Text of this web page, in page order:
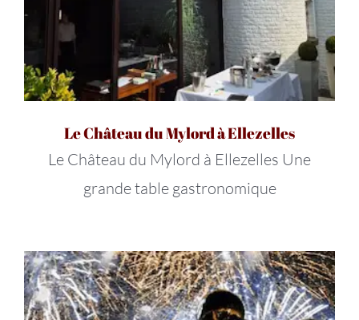
Le Château du Mylord à Ellezelles
Le Château du Mylord à Ellezelles Une
grande table gastronomique